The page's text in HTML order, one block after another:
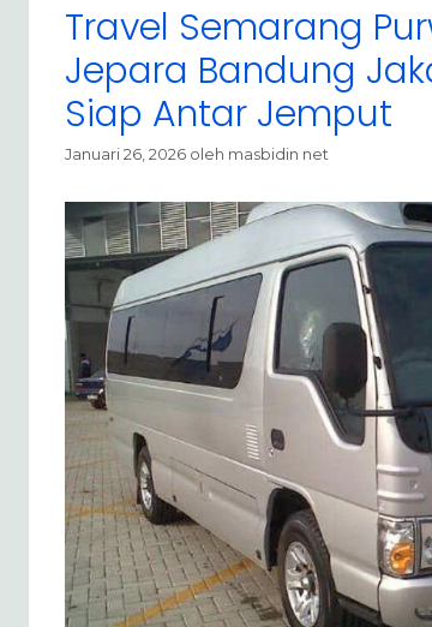
Travel Semarang
Jepara Bandung
Siap Antar Jemput
Januari 26, 2026 oleh masbidin net